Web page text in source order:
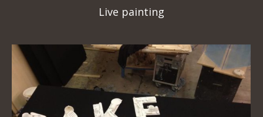
Live painting